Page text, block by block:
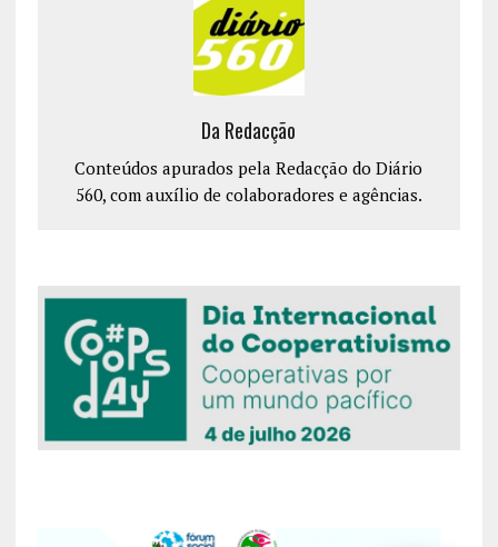
Da Redacção
Conteúdos apurados pela Redacção do Diário
560, com auxílio de colaboradores e agências.